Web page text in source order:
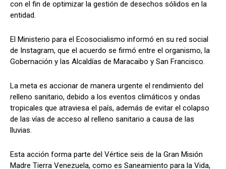
con el fin de optimizar la gestión de desechos sólidos en la
entidad.
El Ministerio para el Ecosocialismo informó en su red social
de Instagram, que el acuerdo se firmó entre el organismo, la
Gobernación y las Alcaldías de Maracaibo y San Francisco.
La meta es accionar de manera urgente el rendimiento del
relleno sanitario, debido a los eventos climáticos y ondas
tropicales que atraviesa el país, además de evitar el colapso
de las vías de acceso al relleno sanitario a causa de las
lluvias.
Esta acción forma parte del Vértice seis de la Gran Misión
Madre Tierra Venezuela, como es Saneamiento para la Vida,